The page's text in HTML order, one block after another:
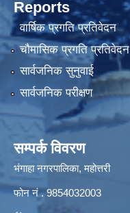
Reports
वार्षिक प्रगति प्रतिवेदन
चौमासिक प्रगति प्रतिवेदन
सार्वजनिक सुनुवाई
सार्वजनिक परीक्षण
सम्पर्क विवरण
भंगाहा नगरपालिका, महोत्तरी
फोन नं . 9854032003